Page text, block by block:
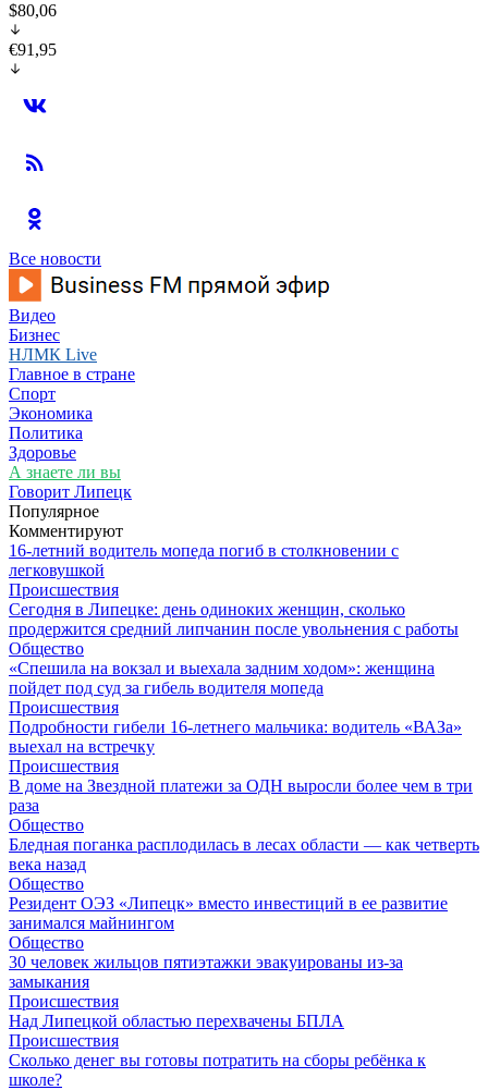
$80,06
€91,95
Все новости
Видео
Бизнес
НЛМК Live
Главное в стране
Спорт
Экономика
Политика
Здоровье
А знаете ли вы
Говорит Липецк
Популярное
Комментируют
16-летний водитель мопеда погиб в столкновении с
легковушкой
Происшествия
Сегодня в Липецке: день одиноких женщин, сколько
продержится средний липчанин после увольнения с работы
Общество
«Спешила на вокзал и выехала задним ходом»: женщина
пойдет под суд за гибель водителя мопеда
Происшествия
Подробности гибели 16-летнего мальчика: водитель «ВАЗа»
выехал на встречку
Происшествия
В доме на Звездной платежи за ОДН выросли более чем в три
раза
Общество
Бледная поганка расплодилась в лесах области — как четверть
века назад
Общество
Резидент ОЭЗ «Липецк» вместо инвестиций в ее развитие
занимался майнингом
Общество
30 человек жильцов пятиэтажки эвакуированы из-за
замыкания
Происшествия
Над Липецкой областью перехвачены БПЛА
Происшествия
Сколько денег вы готовы потратить на сборы ребёнка к
школе?